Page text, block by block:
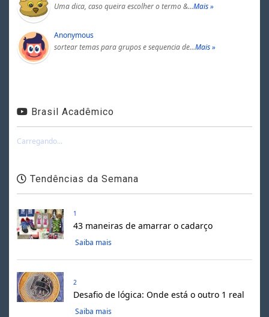
Uma dica, caso queira escolher o termo &…Mais »
Anonymous
sortear temas para grupos e sequencia de…Mais »
Brasil Acadêmico
Carregando...
Tendências da Semana
1
43 maneiras de amarrar o cadarço
Saiba mais
2
Desafio de lógica: Onde está o outro 1 real
Saiba mais